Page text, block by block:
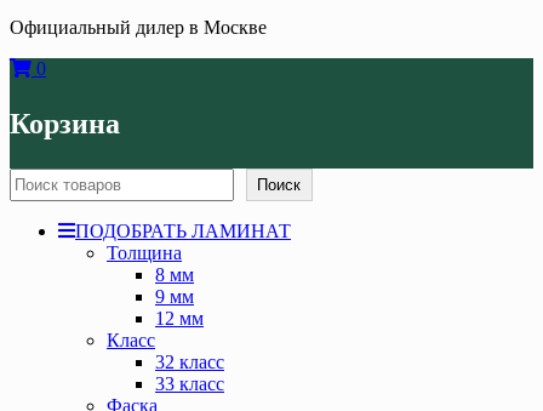
Официальный дилер в Москве
0
Корзина
Поиск Поиск
ПОДОБРАТЬ ЛАМИНАТ
Толщина
8 мм
9 мм
12 мм
Класс
32 класс
33 класс
Фаска